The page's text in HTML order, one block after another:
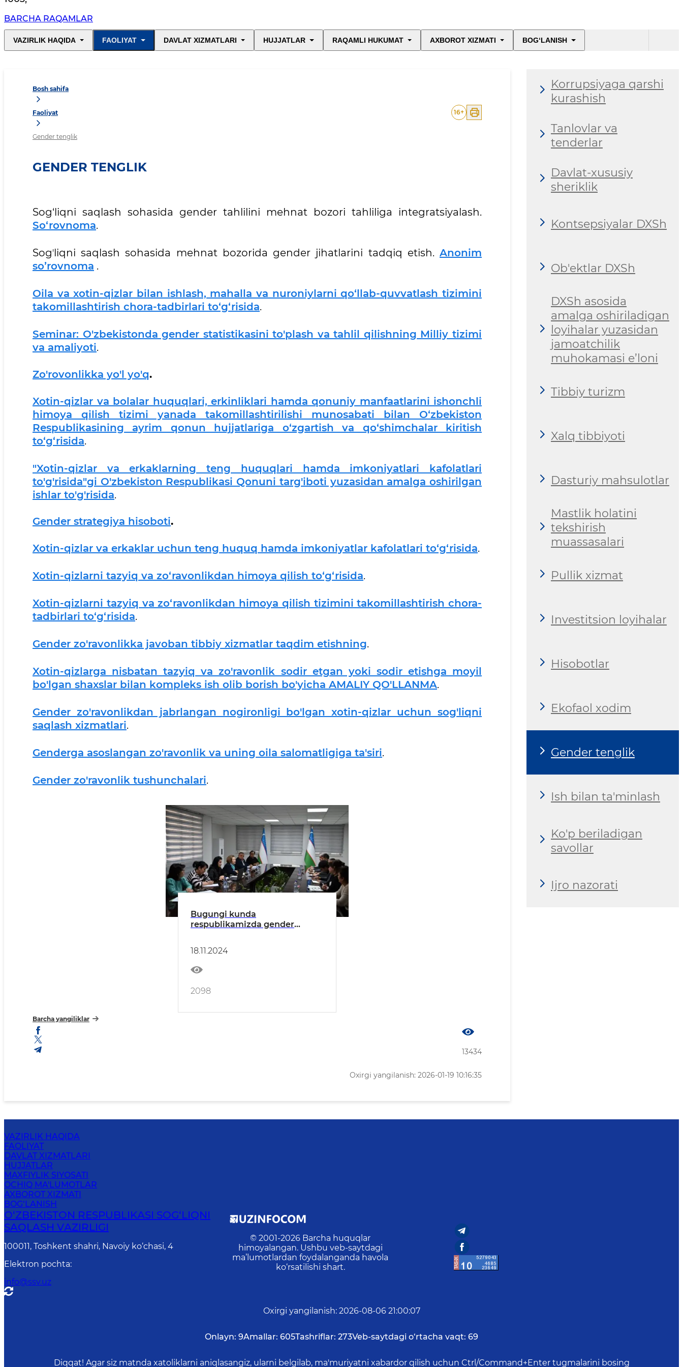
BARCHA RAQAMLAR
VAZIRLIK HAQIDA FAOLIYAT DAVLAT XIZMATLARI HUJJATLAR RAQAMLI HUKUMAT AXBOROT XIZMATI BOG‘LANISH
Bosh sahifa
Faoliyat
Gender tenglik
16+
GENDER TENGLIK
Sog‘liqni saqlash sohasida gender tahlilini mehnat bozori tahliliga integratsiyalash.
So‘rovnoma.
Sogʼliqni saqlash sohasida mehnat bozorida gender jihatlarini tadqiq etish. Anonim
soʼrovnoma .
Oila va xotin-qizlar bilan ishlash, mahalla va nuroniylarni qo‘llab-quvvatlash tizimini
takomillashtirish chora-tadbirlari to‘g‘risida.
Seminar: O'zbekistonda gender statistikasini to'plash va tahlil qilishning Milliy tizimi
va amaliyoti.
Zo'rovonlikka yo'l yo'q.
Xotin-qizlar va bolalar huquqlari, erkinliklari hamda qonuniy manfaatlarini ishonchli
himoya qilish tizimi yanada takomillashtirilishi munosabati bilan O‘zbekiston
Respublikasining ayrim qonun hujjatlariga o‘zgartish va qo‘shimchalar kiritish
to‘g‘risida.
"Xotin-qizlar va erkaklarning teng huquqlari hamda imkoniyatlari kafolatlari
to'g'risida"gi O'zbekiston Respublikasi Qonuni targ'iboti yuzasidan amalga oshirilgan
ishlar to'g'risida.
Gender strategiya hisoboti.
Xotin-qizlar va erkaklar uchun teng huquq hamda imkoniyatlar kafolatlari to‘g‘risida.
Xotin-qizlarni tazyiq va zo‘ravonlikdan himoya qilish to‘g‘risida.
Xotin-qizlarni tazyiq va zo‘ravonlikdan himoya qilish tizimini takomillashtirish chora-
tadbirlari to‘g‘risida.
Gender zo'ravonlikka javoban tibbiy xizmatlar taqdim etishning.
Xotin-qizlarga nisbatan tazyiq va zo'ravonlik sodir etgan yoki sodir etishga moyil
bo'lgan shaxslar bilan kompleks ish olib borish bo'yicha AMALIY QO'LLANMA.
Gender zo'ravonlikdan jabrlangan nogironligi bo'lgan xotin-qizlar uchun sog'liqni
saqlash xizmatlari.
Genderga asoslangan zo'ravonlik va uning oila salomatligiga ta'siri.
Gender zo'ravonlik tushunchalari.
Bugungi kunda
respublikamizda gender
manfaatlarini ta’minlash
yuzasidan izchil sa’y-harakatlar
amalga oshirilmoqda
18.11.2024
2098
Barcha yangiliklar
13434
Oxirgi yangilanish: 2026-01-19 10:16:35
Korrupsiyaga qarshi
kurashish
Tanlovlar va
tenderlar
Davlat-xususiy
sheriklik
Kontsepsiyalar DXSh
Ob'ektlar DXSh
DXSh asosida
amalga oshiriladigan
loyihalar yuzasidan
jamoatchilik
muhokamasi e’loni
Tibbiy turizm
Xalq tibbiyoti
Dasturiy mahsulotlar
Mastlik holatini
tekshirish
muassasalari
Pullik xizmat
Investitsion loyihalar
Hisobotlar
Ekofaol xodim
Gender tenglik
Ish bilan ta'minlash
Ko'p beriladigan
savollar
Ijro nazorati
VAZIRLIK HAQIDA
FAOLIYAT
DAVLAT XIZMATLARI
HUJJATLAR
MAXFIYLIK SIYOSATI
OCHIQ MA'LUMOTLAR
AXBOROT XIZMATI
BOG‘LANISH
O‘ZBЕKISTОN RЕSPUBLIKАSI SОG‘LIQNI
SAQLASH VАZIRLIGI
100011, Toshkent shahri, Navoiy ko‘chаsi, 4
Elektron pochta:
info@ssv.uz
© 2001-2026 Barcha huquqlar
himoyalangan. Ushbu veb-saytdagi
ma’lumotlardan foydalanganda havola
ko‘rsatilishi shart.
Oxirgi yangilanish: 2026-08-06 21:00:07
Onlayn: 9Amallar: 605Tashriflar: 273Veb-saytdagi o‘rtacha vaqt: 69
Diqqat! Agar siz matnda xatoliklarni aniqlasangiz, ularni belgilab, ma'muriyatni xabardor qilish uchun Ctrl/Command+Enter tugmalarini bosing